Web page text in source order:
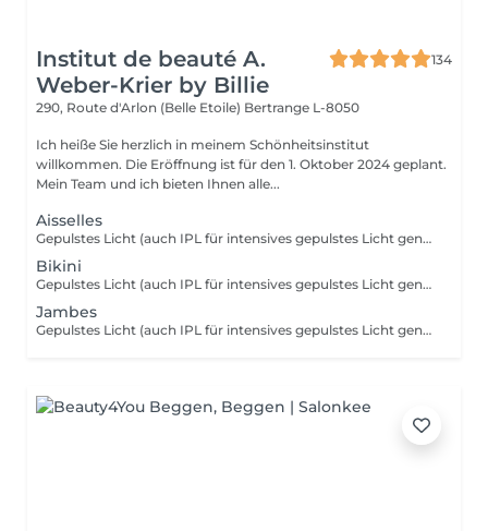
Institut de beauté A.
Weber-Krier by Billie
134
290, Route d'Arlon (Belle Etoile) Bertrange L-8050
Ich heiße Sie herzlich in meinem Schönheitsinstitut
willkommen. Die Eröffnung ist für den 1. Oktober 2024 geplant.
Mein Team und ich bieten Ihnen alle...
Aisselles
Gepulstes Licht (auch IPL für intensives gepulstes Licht genannt) wirkt auf das Haar, indem es ein Licht sendet, das vom schwarzen Pigment des Haares absorbiert wird. Lokal gepulstes Licht wird zu Wärme. Es ist diese thermische Reaktion an der Haarwurzel (der Zwiebel), die das Nachwachsen verändert und verlangsamt. Ab den ersten Sitzungen fallen die Haare aus und wachsen immer weniger nach.
Bikini
Gepulstes Licht (auch IPL für intensives gepulstes Licht genannt) wirkt auf das Haar, indem es ein Licht sendet, das vom schwarzen Pigment des Haares absorbiert wird. Lokal gepulstes Licht wird zu Wärme. Es ist diese thermische Reaktion an der Haarwurzel (der Zwiebel), die das Nachwachsen verändert und verlangsamt. Ab den ersten Sitzungen fallen die Haare aus und wachsen immer weniger nach.
Jambes
Gepulstes Licht (auch IPL für intensives gepulstes Licht genannt) wirkt auf das Haar, indem es ein Licht sendet, das vom schwarzen Pigment des Haares absorbiert wird. Lokal gepulstes Licht wird zu Wärme. Es ist diese thermische Reaktion an der Haarwurzel (der Zwiebel), die das Nachwachsen verändert und verlangsamt. Ab den ersten Sitzungen fallen die Haare aus und wachsen immer weniger nach.